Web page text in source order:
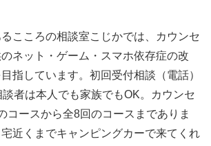
こころの相談室こじかでは、カウンセ
ネット・ゲーム・スマホ依存症の改
指しています。初回受付相談（電話）
者は本人でも家族でもOK。カウンセ
コースから全8回のコースまでありま
近くまでキャンピングカーで来てくれ